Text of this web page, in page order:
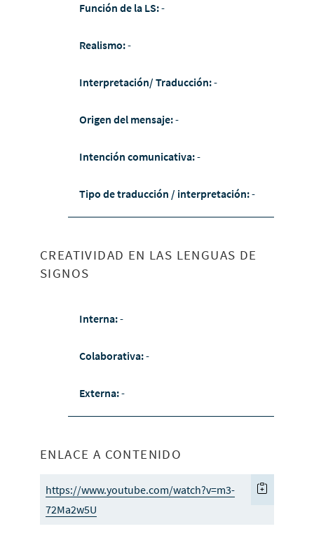
Función de la LS:-
Realismo:-
Interpretación/ Traducción:-
Origen del mensaje:-
Intención comunicativa:-
Tipo de traducción / interpretación:-
CREATIVIDAD EN LAS LENGUAS DE
SIGNOS
Interna:-
Colaborativa:-
Externa:-
ENLACE A CONTENIDO
https://www.youtube.com/watch?v=m3-
72Ma2w5U